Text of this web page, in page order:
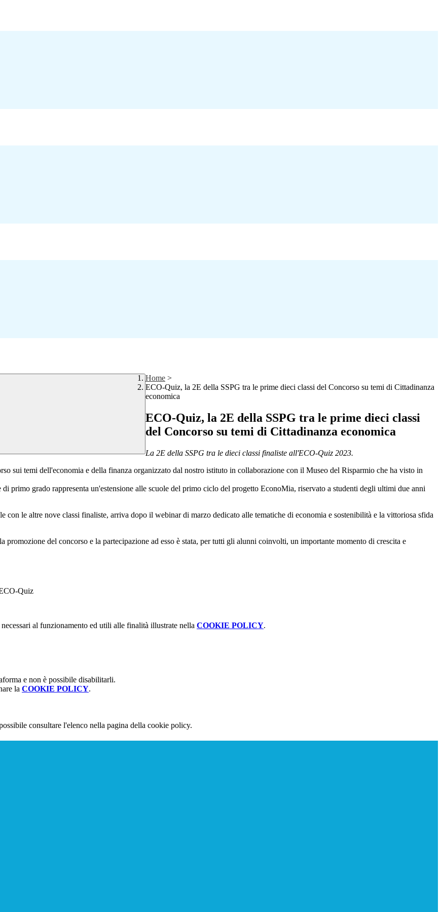
Home >
ECO-Quiz, la 2E della SSPG tra le prime dieci classi del Concorso su temi di Cittadinanza
economica
ECO-Quiz, la 2E della SSPG tra le prime dieci classi
del Concorso su temi di Cittadinanza economica
La 2E della SSPG tra le dieci classi finaliste all'ECO-Quiz 2023.
sui temi dell'economia e della finanza organizzato dal nostro istituto in collaborazione con il Museo del Risparmio che ha visto in
primo grado rappresenta un'estensione alle scuole del primo ciclo del progetto EconoMia, riservato a studenti degli ultimi due anni
con le altre nove classi finaliste, arriva dopo il webinar di marzo dedicato alle tematiche di economia e sostenibilità e la vittoriosa sfida
promozione del concorso e la partecipazione ad esso è stata, per tutti gli alunni coinvolti, un importante momento di crescita e
al funzionamento ed utili alle finalità illustrate nella COOKIE POLICY.
e non è possibile disabilitarli.
la COOKIE POLICY.
consultare l'elenco nella pagina della cookie policy.